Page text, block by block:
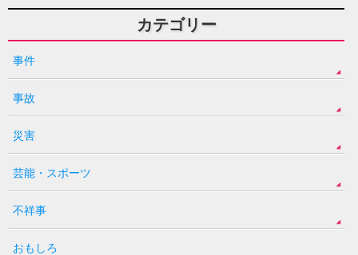
カテゴリー
事件
事故
災害
芸能・スポーツ
不祥事
おもしろ